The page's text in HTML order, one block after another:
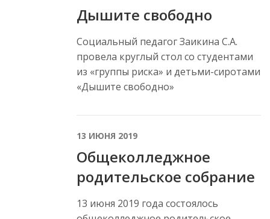
Дышите свободно
Социальный педагог Заикина С.А.
провела круглый стол со студентами
из «группы риска» и детьми-сиротами
«Дышите свободно»
13 ИЮНЯ 2019
Общеколледжное
родительское собрание
13 июня 2019 года состоялось